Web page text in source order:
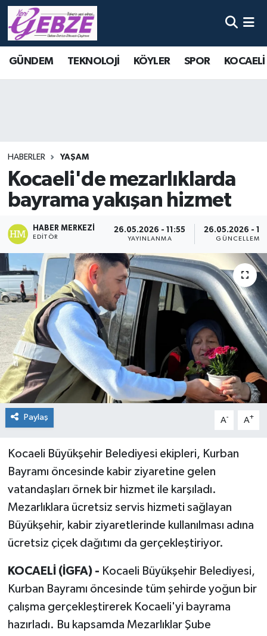
GÜNDEM TEKNOLOJİ KÖYLER SPOR
HABERLER YAŞAM
Kocaeli'de mezarlıklarda
bayrama yakışan hizmet
HABER MERKEZI
EDITÖR
26.05.2026 - 11:55
YAYINLANMA
26.05.2026 -
GÜNCELLEME
Paylaş A- A+
Kocaeli Büyükşehir Belediyesi ekipleri, Kurban
Bayramı öncesinde kabir ziyaretine gelen
vatandaşları örnek bir hizmet ile karşıladı.
Mezarlıklara ücretsiz servis hizmeti sağlayan
Büyükşehir, kabir ziyaretlerinde kullanılması adına
ücretsiz çiçek dağıtımı da gerçekleştiriyor.
KOCAELİ (İGFA) - Kocaeli Büyükşehir Belediyesi,
Kurban Bayramı öncesinde tüm şehirde yoğun bir
çalışma gerçekleştirerek Kocaeli'yi bayrama
hazırladı. Bu kapsamda Mezarlıklar Şube
Nöbetçi Eczaneler
Tüm Manşetler
Son Dakika Haberleri
Haber Arşivi